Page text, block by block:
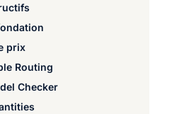
prix
Routing
Checker